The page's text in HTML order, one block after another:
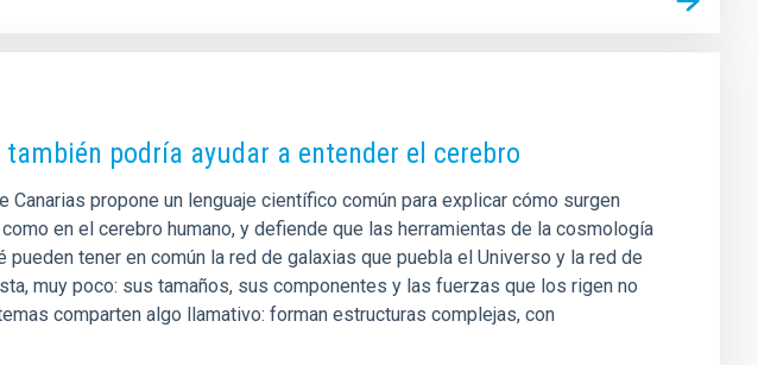
podría ayudar a entender el cerebro
propone un lenguaje científico común para explicar cómo surgen
en el cerebro humano, y defiende que las herramientas de la cosmología
tener en común la red de galaxias que puebla el Universo y la red de
muy poco: sus tamaños, sus componentes y las fuerzas que los rigen no
comparten algo llamativo: forman estructuras complejas, con